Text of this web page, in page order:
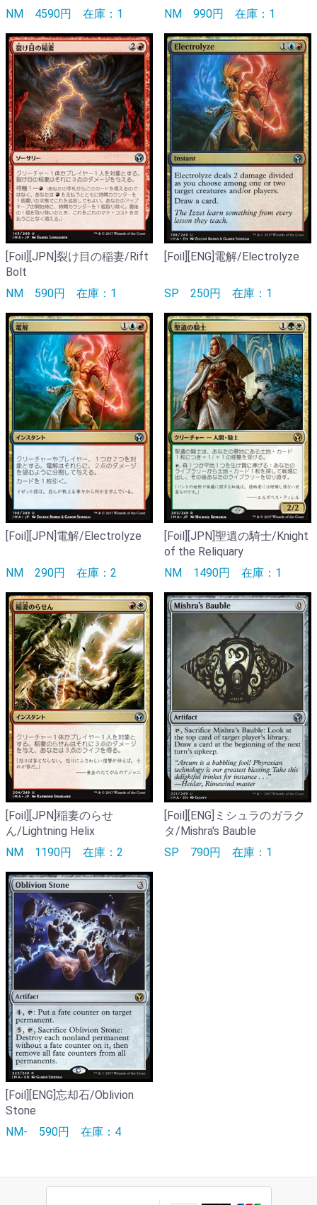
NM 4590円 在庫：1
NM 990円 在庫：1
[Foil][JPN]裂け目の稲妻/Rift
Bolt
NM 590円 在庫：1
[Foil][ENG]電解/Electrolyze
SP 250円 在庫：1
[Foil][JPN]電解/Electrolyze
NM 290円 在庫：2
[Foil][JPN]聖遺の騎士/Knight
of the Reliquary
NM 1490円 在庫：1
[Foil][JPN]稲妻のらせ
ん/Lightning Helix
NM 1190円 在庫：2
[Foil][ENG]ミシュラのガラク
タ/Mishra's Bauble
SP 790円 在庫：1
[Foil][ENG]忘却石/Oblivion
Stone
NM- 590円 在庫：4